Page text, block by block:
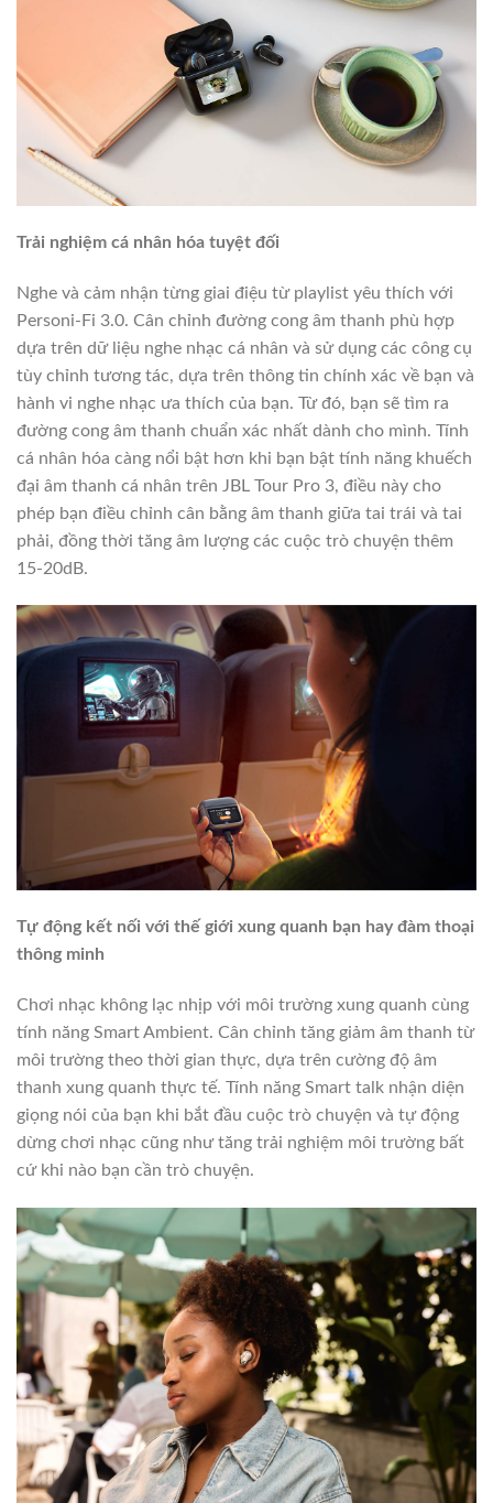
Trải nghiệm cá nhân hóa tuyệt đối
Nghe và cảm nhận từng giai điệu từ playlist yêu thích với
Personi-Fi 3.0. Cân chỉnh đường cong âm thanh phù hợp
dựa trên dữ liệu nghe nhạc cá nhân và sử dụng các công cụ
tùy chỉnh tương tác, dựa trên thông tin chính xác về bạn và
hành vi nghe nhạc ưa thích của bạn. Từ đó, bạn sẽ tìm ra
đường cong âm thanh chuẩn xác nhất dành cho mình. Tính
cá nhân hóa càng nổi bật hơn khi bạn bật tính năng khuếch
đại âm thanh cá nhân trên JBL Tour Pro 3, điều này cho
phép bạn điều chỉnh cân bằng âm thanh giữa tai trái và tai
phải, đồng thời tăng âm lượng các cuộc trò chuyện thêm
15-20dB.
Tự động kết nối với thế giới xung quanh bạn hay đàm thoại
thông minh
Chơi nhạc không lạc nhịp với môi trường xung quanh cùng
tính năng Smart Ambient. Cân chỉnh tăng giảm âm thanh từ
môi trường theo thời gian thực, dựa trên cường độ âm
thanh xung quanh thực tế. Tính năng Smart talk nhận diện
giọng nói của bạn khi bắt đầu cuộc trò chuyện và tự động
dừng chơi nhạc cũng như tăng trải nghiệm môi trường bất
cứ khi nào bạn cần trò chuyện.